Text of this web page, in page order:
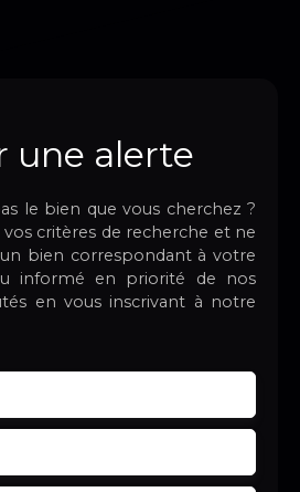
une alerte
le bien que vous cherchez ?
critères de recherche et ne
bien correspondant à votre
informé en priorité de nos
en vous inscrivant à notre